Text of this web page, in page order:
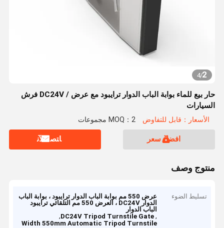
2
/
4
حار بيع للماء بوابة الباب الدوار ترايبود مع عرض / DC24V فرش
السيارات
الأسعار：قابل للتفاوض MOQ：2 مجموعات
افضل سعر ﺎﺘﺼﻟ ﺍﻶﻧ
منتوج وصف
تسليط الضوء
عرض 550 مم بوابة الباب الدوار ترايبود ، بوابة الباب
الدوار DC24V ، العرض 550 مم التلقائي ترايبود
الباب الدوار
,
DC24V Tripod Turnstile Gate
,
Width 550mm Automatic Tripod Turnstile